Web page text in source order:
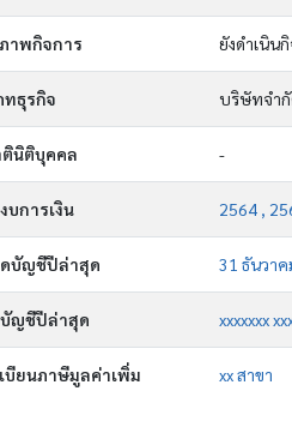
าพกิจการ ยังดำเนิน
ทธุรกิจ บริษัทจำ
นิติบุคคล -
บการเงิน 2564 ,
บัญชีปีล่าสุด 31 ธันวา
ญชีปีล่าสุด xxxxxxx
บียนภาษีมูลค่าเพิ่ม xx สาขา